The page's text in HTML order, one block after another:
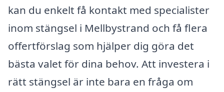
kan du enkelt få kontakt med specialister
inom stängsel i Mellbystrand och få flera
offertförslag som hjälper dig göra det
bästa valet för dina behov. Att investera i
rätt stängsel är inte bara en fråga om